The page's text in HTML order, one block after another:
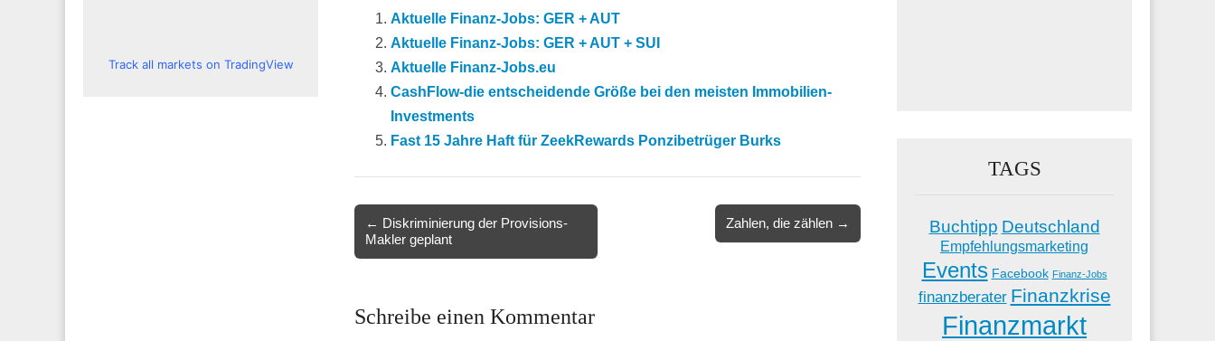
Aktuelle Finanz-Jobs: GER + AUT
Aktuelle Finanz-Jobs: GER + AUT + SUI
Aktuelle Finanz-Jobs.eu
CashFlow-die entscheidende Größe bei den meisten Immobilien-
Investments
Fast 15 Jahre Haft für ZeekRewards Ponzibetrüger Burks
navigation
← Diskriminierung der Provisions-
Makler geplant
Zahlen, die zählen →
Schreibe einen Kommentar
Track all markets on TradingView
TAGS
Buchtipp Deutschland
Empfehlungsmarketing
Events Facebook Finanz-Jobs
finanzberater Finanzkrise
Finanzmarkt